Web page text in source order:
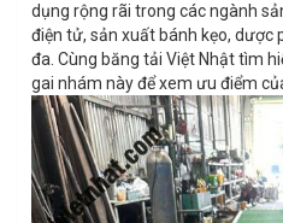
dụng rộng rãi trong các ngành
điện tử, sản xuất bánh kẹo, dược
đa. Cùng băng tải Việt Nhật tìm
gai nhám này để xem ưu điểm